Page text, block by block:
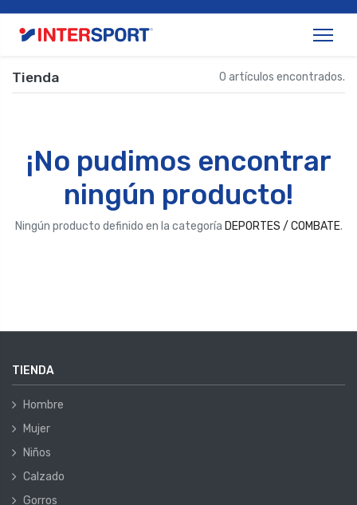
Tienda 0 artículos encontrados.
¡No pudimos encontrar
ningún producto!
Ningún producto definido en la categoría DEPORTES / COMBATE.
TIENDA
Hombre
Mujer
Niños
Calzado
Gorros